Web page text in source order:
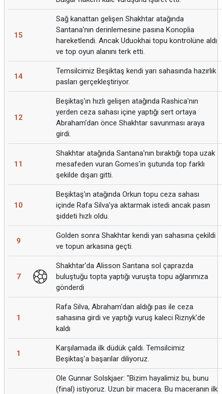
15
Sağ kanattan gelişen Shakhtar atağında
Santana'nın derinlemesine pasına Konoplia
hareketlendi. Ancak Uduokhai topu kontrolüne aldı
ve top oyun alanını terk etti.
14
Temsilcimiz Beşiktaş kendi yarı sahasında hazırlık
pasları gerçekleştiriyor.
12
Beşiktaş'ın hızlı gelişen atağında Rashica'nın
yerden ceza sahası içine yaptığı sert ortaya
Abraham'dan önce Shakhtar savunması araya
girdi.
11
Shakhtar atağında Santana'nın bıraktığı topa uzak
mesafeden vuran Gomes'in şutunda top farklı
şekilde dışarı gitti.
10
Beşiktaş'ın atağında Orkun topu ceza sahası
içinde Rafa Silva'ya aktarmak istedi ancak pasın
şiddeti hızlı oldu.
9
Golden sonra Shakhtar kendi yarı sahasına çekildi
ve topun arkasına geçti.
7
Shakhtar'da Alisson Santana sol çaprazda
buluştuğu topta yaptığı vuruşta topu ağlarımıza
gönderdi
1
Rafa Silva, Abraham'dan aldığı pas ile ceza
sahasına girdi ve yaptığı vuruş kaleci Riznyk'de
kaldı
1
Karşılamada ilk düdük çaldı. Temsilcimiz
Beşiktaş'a başarılar diliyoruz.
Ole Gunnar Solskjaer: "Bizim hayalimiz bu, bunu
(final) istiyoruz. Uzun bir macera. Bu maceranın ilk